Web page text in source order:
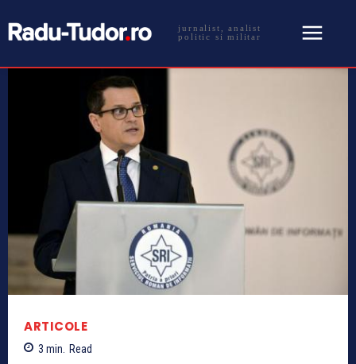
jurnalist, analist
politic si militar
ARTICOLE
3 min. Read